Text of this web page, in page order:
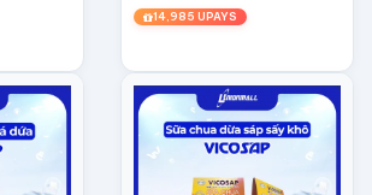
14,985 UPAYS